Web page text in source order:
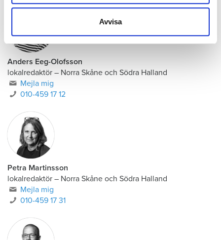
samlat in när du har använt deras tjänster.
Avvisa
Anders Eeg-Olofsson
lokalredaktör – Norra Skåne och Södra Halland
Mejla mig
010-459 17 12
Petra Martinsson
lokalredaktör – Norra Skåne och Södra Halland
Mejla mig
010-459 17 31